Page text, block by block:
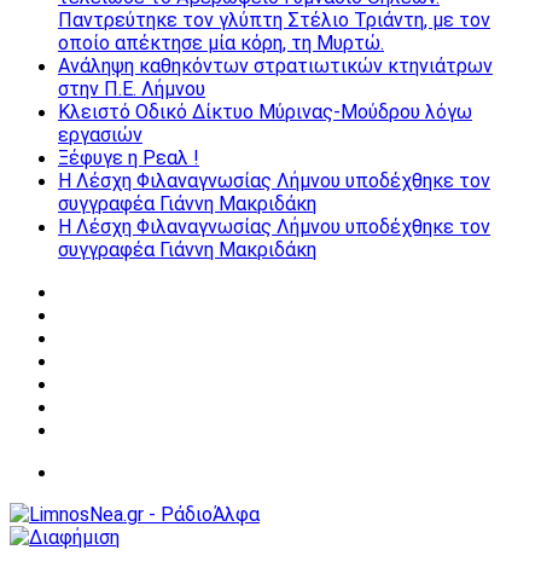
Παντρεύτηκε τον γλύπτη Στέλιο Τριάντη, με τον
οποίο απέκτησε μία κόρη, τη Μυρτώ.
Ανάληψη καθηκόντων στρατιωτικών κτηνιάτρων
στην Π.Ε. Λήμνου
Κλειστό Οδικό Δίκτυο Μύρινας-Μούδρου λόγω
εργασιών
Ξέφυγε η Ρεαλ !
Η Λέσχη Φιλαναγνωσίας Λήμνου υποδέχθηκε τον
συγγραφέα Γιάννη Μακριδάκη
Η Λέσχη Φιλαναγνωσίας Λήμνου υποδέχθηκε τον
συγγραφέα Γιάννη Μακριδάκη